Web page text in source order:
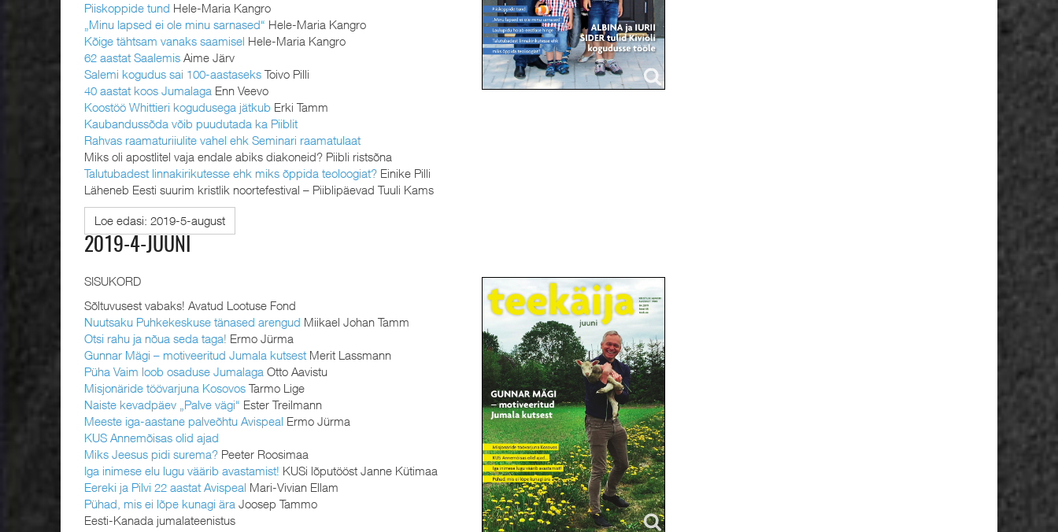
Piiskoppide tund Hele-Maria Kangro
„Minu lapsed ei ole minu sarnased“ Hele-Maria Kangro
Kõige tähtsam vanaks saamisel Hele-Maria Kangro
62 aastat Saalemis Aime Järv
Salemi kogudus sai 100-aastaseks Toivo Pilli
40 aastat koos Jumalaga Enn Veevo
Koostöö Whittieri kogudusega jätkub Erki Tamm
Kaubandussõda võib puudutada ka Piiblit
Rahvas raamaturiiulite vahel ehk Seminari raamatulaat
Miks oli apostlitel vaja endale abiks diakoneid? Piibli ristsõna
Talutubadest linnakirikutesse ehk miks õppida teoloogiat? Einike Pilli
Läheneb Eesti suurim kristlik noortefestival – Piiblipäevad Tuuli Kams
Loe edasi: 2019-5-august
2019-4-JUUNI
SISUKORD
Sõltuvusest vabaks! Avatud Lootuse Fond
Nuutsaku Puhkekeskuse tänased arengud Miikael Johan Tamm
Otsi rahu ja nõua seda taga! Ermo Jürma
Gunnar Mägi – motiveeritud Jumala kutsest Merit Lassmann
Püha Vaim loob osaduse Jumalaga Otto Aavistu
Misjonäride töövarjuna Kosovos Tarmo Lige
Naiste kevadpäev „Palve vägi“ Ester Treilmann
Meeste iga-aastane palveõhtu Avispeal Ermo Jürma
KUS Annemõisas olid ajad
Miks Jeesus pidi surema? Peeter Roosimaa
Iga inimese elu lugu väärib avastamist! KUSi lõputööst Janne Kütimaa
Eereki ja Pilvi 22 aastat Avispeal Mari-Vivian Ellam
Pühad, mis ei lõpe kunagi ära Joosep Tammo
Eesti-Kanada jumalateenistus